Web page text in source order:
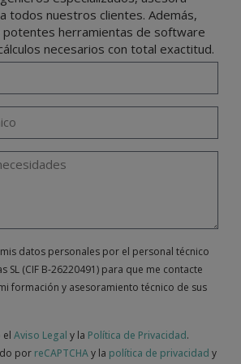
.
todos nuestros clientes. Además,
potentes herramientas de software
necesarios con total exactitud.
datos personales por el personal técnico
SL (CIF B-26220491) para que me contacte
formación y asesoramiento técnico de sus
el Aviso Legal y la Política de Privacidad.
por reCAPTCHAy la política de privacidad y